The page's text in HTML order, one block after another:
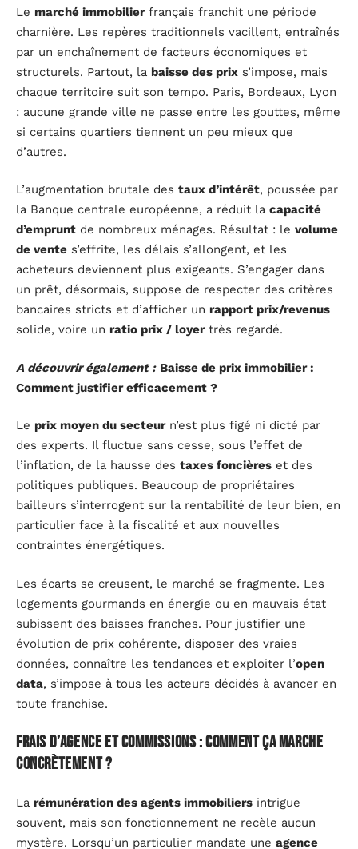
Le marché immobilierfrançais franchit une période
charnière. Les repères traditionnels vacillent, entraînés
par un enchaînement de facteurs économiques et
structurels. Partout, la baisse des prix s’impose, mais
chaque territoire suit son tempo. Paris, Bordeaux, Lyon
: aucune grande ville ne passe entre les gouttes, même
si certains quartiers tiennent un peu mieux que
d’autres.
L’augmentation brutale des taux d’intérêt, poussée par
la Banque centrale européenne, a réduit la capacité
d’emprunt de nombreux ménages. Résultat : le volume
de vente s’effrite, les délais s’allongent, et les
acheteurs deviennent plus exigeants. S’engager dans
un prêt, désormais, suppose de respecter des critères
bancaires stricts et d’afficher un rapport prix/revenus
solide, voire un ratio prix / loyertrès regardé.
A découvrir également : Baisse de prix immobilier :
Comment justifier efficacement ?
Le prix moyen du secteurn’est plus figé ni dicté par
des experts. Il fluctue sans cesse, sous l’effet de
l’inflation, de la hausse des taxes foncières et des
politiques publiques. Beaucoup de propriétaires
bailleurs s’interrogent sur la rentabilité de leur bien, en
particulier face à la fiscalité et aux nouvelles
contraintes énergétiques.
Les écarts se creusent, le marché se fragmente. Les
logements gourmands en énergie ou en mauvais état
subissent des baisses franches. Pour justifier une
évolution de prix cohérente, disposer des vraies
données, connaître les tendances et exploiter l’open
data, s’impose à tous les acteurs décidés à avancer en
toute franchise.
Frais d’agence et commissions : comment ça marche
concrètement ?
La rémunération des agents immobiliers intrigue
souvent, mais son fonctionnement ne recèle aucun
mystère. Lorsqu’un particulier mandate une agence